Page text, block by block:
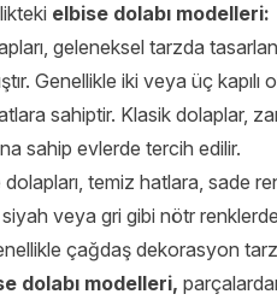
elbise dolabı modelleri:
geleneksel tarzda
Genellikle iki veya üç
sahiptir. Klasik dolaplar,
sahip evlerde tercih edilir.
temiz hatlara, sade
veya gri gibi nötr
çağdaş dekorasyon
dolabı modelleri,